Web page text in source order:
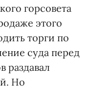
горсовета
этого
торги по
суда перед
раздавал
Но